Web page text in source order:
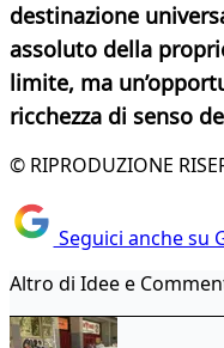
destinazione
assoluto della
limite, ma
ricchezza di senso
© RIPRODUZIONE
Seguici anche su
Altro di Idee e